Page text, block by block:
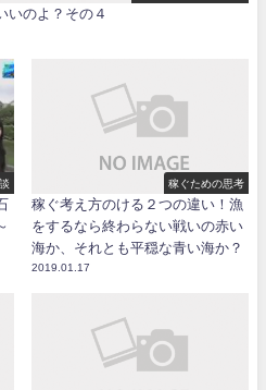
いのよ？その４
稼ぐための思考
稼ぐ考え方のける２つの違い！漁
をするなら終わらない戦いの赤い
海か、それとも平穏な青い海か？
2019.01.17